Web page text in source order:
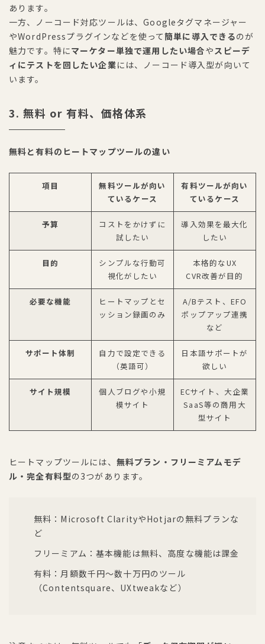
あります。
一方、ノーコード対応ツールは、Googleタグマネージャー
やWordPressプラグインなどを使って簡単に導入できるのが
魅力です。特にマーケター単独で運用したい場合や スピーデ
ィにテストを回したい企業には、ノーコード導入型が向いて
います。
3. 無料 or 有料、価格体系
無料と有料のヒートマップツールの違い
項目
無料ツールが向い
ているケース
有料ツールが向い
ているケース
予算
コストをかけずに
試したい
導入効果を最大化
したい
目的
シンプルな行動可
視化がしたい
本格的なUX
CVR改善が目的
必要な機能
ヒートマップとセ
ッション録画のみ
A/Bテスト、EFO
ポップアップ連携
など
サポート体制
自力で設定できる
（英語可）
日本語サポートが
欲しい
サイト規模
個人ブログや小規
模サイト
ECサイト、大企業
SaaS等の商用大
型サイト
ヒートマップツールには、 無料プラン・フリーミアムモデ
ル・完全有料型の3つがあります。
無料：Microsoft ClarityやHotjarの無料プランな
ど
フリーミアム：基本機能は無料、高度な機能は課金
有料：月額数千円〜数十万円のツール
（Contentsquare、UXtweakなど）